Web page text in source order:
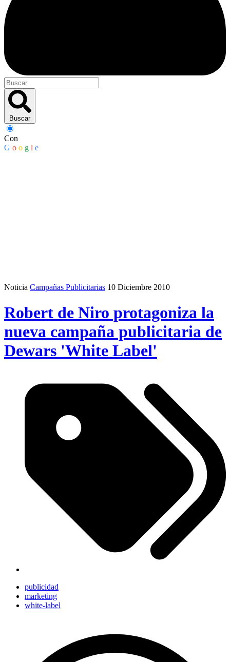
Buscar
Con
G o o g l e
Noticia Campañas Publicitarias 10 Diciembre 2010
Robert de Niro protagoniza la
nueva campaña publicitaria de
Dewars 'White Label'
publicidad
marketing
white-label